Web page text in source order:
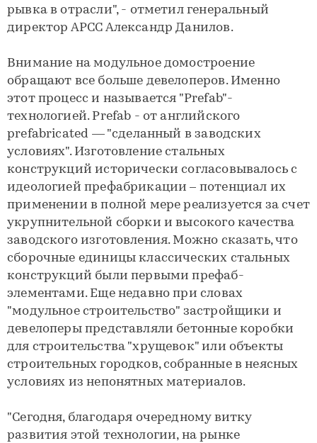
рывка в отрасли", - отметил генеральный
директор АРСС Александр Данилов.
Внимание на модульное домостроение
обращают все больше девелоперов. Именно
этот процесс и называется "Prefab"-
технологией. Prefab - от английского
prefabricated — "сделанный в заводских
условиях". Изготовление стальных
конструкций исторически согласовывалось с
идеологией префaбрикaции – потенциал их
применении в полной мере реализуется за счет
укрупнительной сборки и высокого качества
заводского изготовления. Можно сказать, что
сборочные единицы классических стальных
конструкций были первыми префaб-
элементами. Еще недавно при словах
"модульное строительство" застройщики и
девелоперы представляли бетонные коробки
для строительства "хрущевок" или объекты
строительных городков, собранные в неясных
условиях из непонятных материалов.
"Сегодня, благодаря очередному витку
развития этой технологии, на рынке